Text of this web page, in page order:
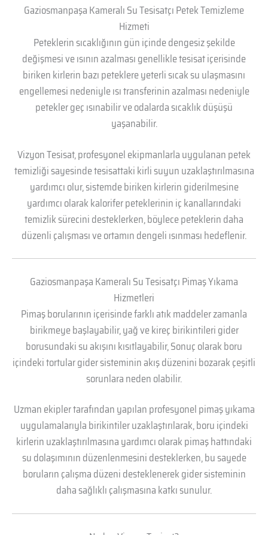
Gaziosmanpaşa Kameralı Su Tesisatçı Petek Temizleme
Hizmeti
Peteklerin sıcaklığının gün içinde dengesiz şekilde
değişmesi ve ısının azalması genellikle tesisat içerisinde
biriken kirlerin bazı peteklere yeterli sıcak su ulaşmasını
engellemesi nedeniyle ısı transferinin azalması nedeniyle
petekler geç ısınabilir ve odalarda sıcaklık düşüşü
yaşanabilir.
Vizyon Tesisat, profesyonel ekipmanlarla uygulanan petek
temizliği sayesinde tesisattaki kirli suyun uzaklaştırılmasına
yardımcı olur, sistemde biriken kirlerin giderilmesine
yardımcı olarak kalorifer peteklerinin iç kanallarındaki
temizlik sürecini desteklerken, böylece peteklerin daha
düzenli çalışması ve ortamın dengeli ısınması hedeflenir.
Gaziosmanpaşa Kameralı Su Tesisatçı Pimaş Yıkama
Hizmetleri
Pimaş borularının içerisinde farklı atık maddeler zamanla
birikmeye başlayabilir, yağ ve kireç birikintileri gider
borusundaki su akışını kısıtlayabilir, Sonuç olarak boru
içindeki tortular gider sisteminin akış düzenini bozarak çeşitli
sorunlara neden olabilir.
Uzman ekipler tarafından yapılan profesyonel pimaş yıkama
uygulamalarıyla birikintiler uzaklaştırılarak, boru içindeki
kirlerin uzaklaştırılmasına yardımcı olarak pimaş hattındaki
su dolaşımının düzenlenmesini desteklerken, bu sayede
boruların çalışma düzeni desteklenerek gider sisteminin
daha sağlıklı çalışmasına katkı sunulur.